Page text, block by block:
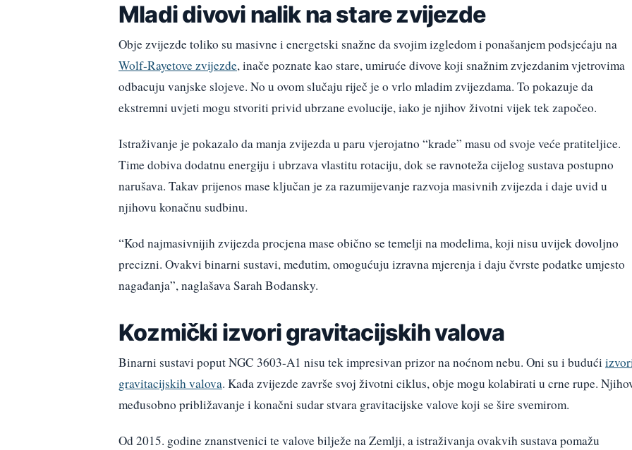
Mladi divovi nalik na stare zvijezde
Obje zvijezde toliko su masivne i energetski snažne da svojim izgledom i ponašanjem podsjećaju na
Wolf-Rayetove zvijezde, inače poznate kao stare, umiruće divove koji snažnim zvjezdanim vjetrovima
odbacuju vanjske slojeve. No u ovom slučaju riječ je o vrlo mladim zvijezdama. To pokazuje da
ekstremni uvjeti mogu stvoriti privid ubrzane evolucije, iako je njihov životni vijek tek započeo.
Istraživanje je pokazalo da manja zvijezda u paru vjerojatno “krade” masu od svoje veće pratiteljice.
Time dobiva dodatnu energiju i ubrzava vlastitu rotaciju, dok se ravnoteža cijelog sustava postupno
narušava. Takav prijenos mase ključan je za razumijevanje razvoja masivnih zvijezda i daje uvid u
njihovu konačnu sudbinu.
“Kod najmasivnijih zvijezda procjena mase obično se temelji na modelima, koji nisu uvijek dovoljno
precizni. Ovakvi binarni sustavi, međutim, omogućuju izravna mjerenja i daju čvrste podatke umjesto
nagađanja”, naglašava Sarah Bodansky.
Kozmički izvori gravitacijskih valova
Binarni sustavi poput NGC 3603-A1 nisu tek impresivan prizor na noćnom nebu. Oni su i budući
gravitacijskih valova. Kada zvijezde završe svoj životni ciklus, obje mogu kolabirati u crne rupe.
međusobno približavanje i konačni sudar stvara gravitacijske valove koji se šire svemirom.
Od 2015. godine znanstvenici te valove bilježe na Zemlji, a istraživanja ovakvih sustava pomažu